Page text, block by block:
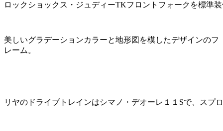
ロックショックス・ジュディーTKフロントフォークを標準
美しいグラデーションカラーと地形図を模したデザインのフ
レーム。
リヤのドライブトレインはシマノ・デオーレ１１Sで、スプ